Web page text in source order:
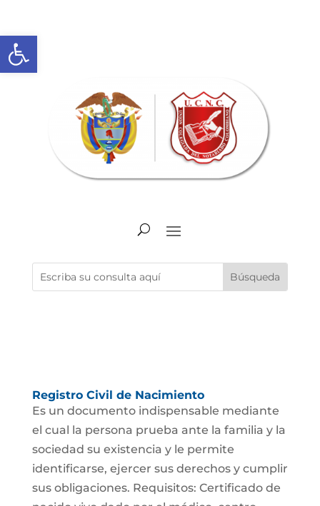
Abrir barra de herramientas
Registro Civil de Nacimiento
Es un documento indispensable mediante
el cual la persona prueba ante la familia y la
sociedad su existencia y le permite
identificarse, ejercer sus derechos y cumplir
sus obligaciones. Requisitos: Certificado de